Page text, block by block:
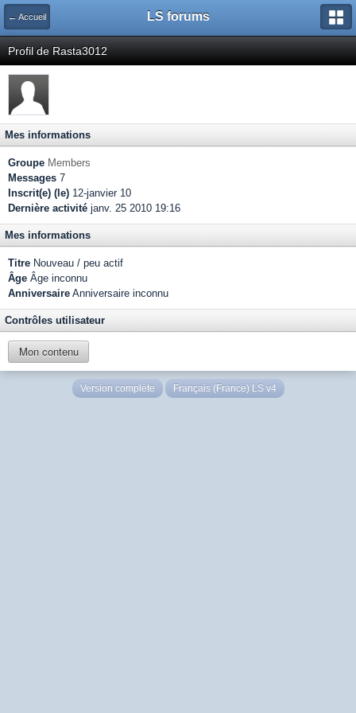
← Accueil LS forums
Profil de Rasta3012
Mes informations
Groupe Members
Messages 7
Inscrit(e) (le) 12-janvier 10
Dernière activité janv. 25 2010 19:16
Mes informations
Titre Nouveau / peu actif
Âge Âge inconnu
Anniversaire Anniversaire inconnu
Contrôles utilisateur
Mon contenu
Version complète Français (France) LS v4